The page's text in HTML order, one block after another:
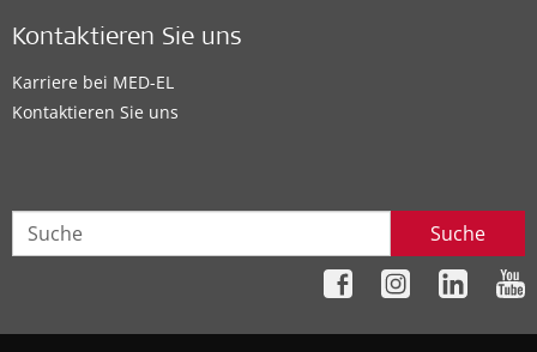
Kontaktieren Sie uns
Karriere bei MED-EL
Kontaktieren Sie uns
Suche